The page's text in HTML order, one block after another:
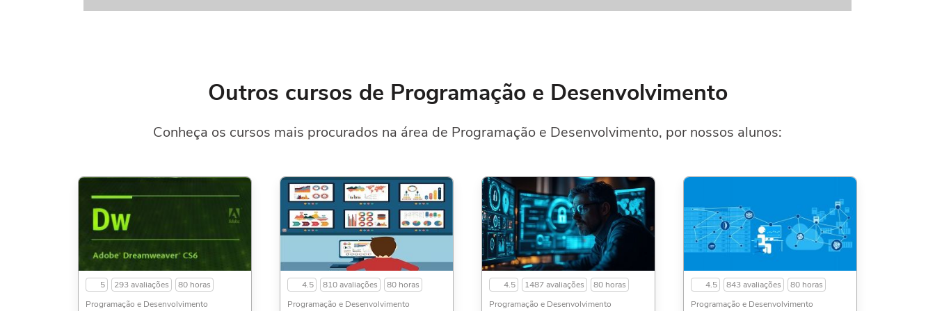
Outros cursos de Programação e Desenvolvimento
Conheça os cursos mais procurados na área de Programação e Desenvolvimento, por nossos alunos:
5 293 avaliações
80 horas
Programação e Desenvolvimento
4.5 810 avaliações
80 horas
Programação e Desenvolvimento
4.5 1487 avaliações
80 horas
Programação e Desenvolvimento
4.5 843 avaliações
80 horas
Programação e Desenvolvimento